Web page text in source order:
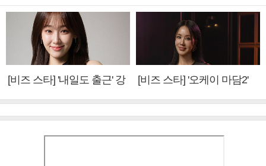
[비즈 스타] '내일도 출근' 강
[비즈 스타] '오케이 마담2'